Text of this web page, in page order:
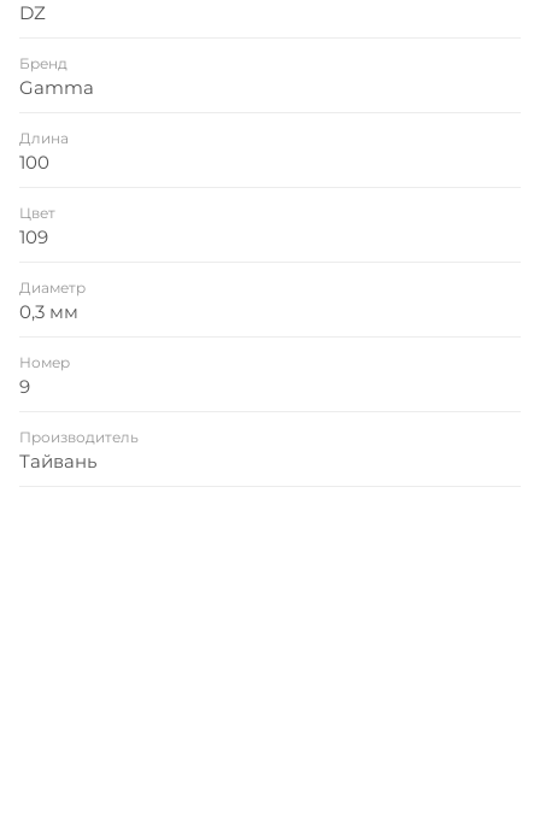
DZ
Бренд
Gamma
Длина
100
Цвет
109
Диаметр
0,3 мм
Номер
9
Производитель
Тайвань